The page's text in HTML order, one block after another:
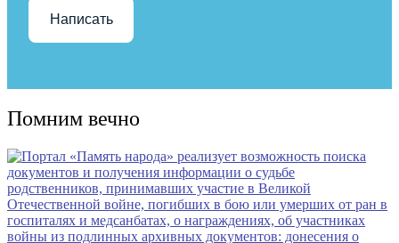
Написать
Помним вечно